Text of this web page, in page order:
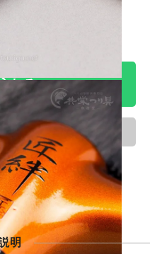
れる
スト
(しょうえん)シリーズ
明